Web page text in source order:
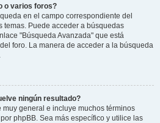
o varios foros?
en el campo correspondiente del
temas. Puede acceder a búsquedas
"Búsqueda Avanzada" que está
foro. La manera de acceder a la búsqueda
ningún resultado?
general e incluye muchos términos
phpBB. Sea más específico y utilice las